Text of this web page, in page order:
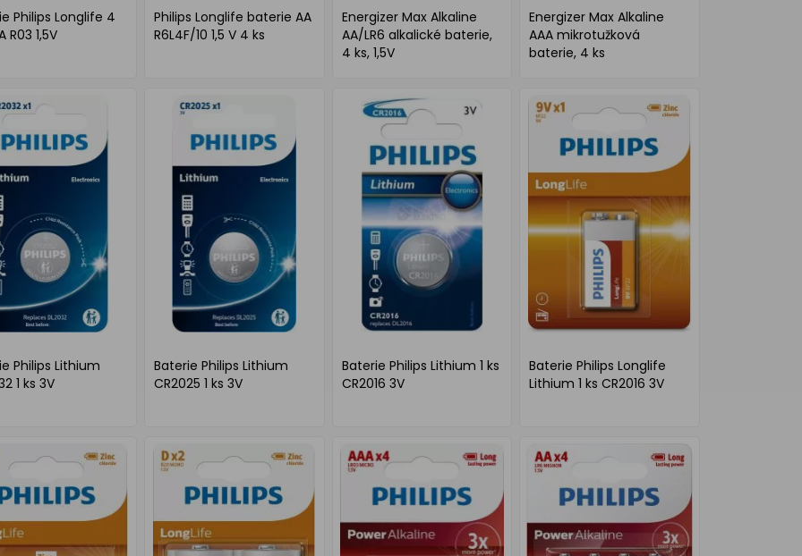
Philips Longlife 4
R03 1,5V
Philips Longlife baterie AA
R6L4F/10 1,5 V 4 ks
Energizer Max Alkaline
AA/LR6 alkalické baterie,
4 ks, 1,5V
Energizer Max Alkaline
AAA mikrotužková
baterie, 4 ks
Philips Lithium
1 ks 3V
Baterie Philips Lithium
CR2025 1 ks 3V
Baterie Philips Lithium 1 ks
CR2016 3V
Baterie Philips Longlife
Lithium 1 ks CR2016 3V